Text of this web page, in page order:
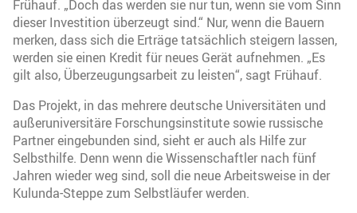
Frühauf. „Doch das werden sie nur tun, wenn sie vom Sinn
dieser Investition überzeugt sind.“ Nur, wenn die Bauern
merken, dass sich die Erträge tatsächlich steigern lassen,
werden sie einen Kredit für neues Gerät aufnehmen. „Es
gilt also, Überzeugungsarbeit zu leisten“, sagt Frühauf.
Das Projekt, in das mehrere deutsche Universitäten und
außeruniversitäre Forschungsinstitute sowie russische
Partner eingebunden sind, sieht er auch als Hilfe zur
Selbsthilfe. Denn wenn die Wissenschaftler nach fünf
Jahren wieder weg sind, soll die neue Arbeitsweise in der
Kulunda-Steppe zum Selbstläufer werden.